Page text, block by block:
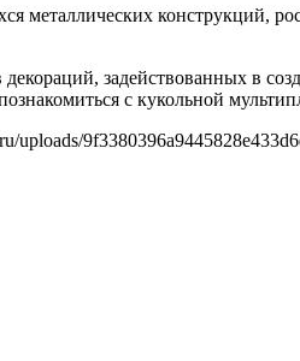
металлических конструкций,
задействованных в
с кукольной
uploads/